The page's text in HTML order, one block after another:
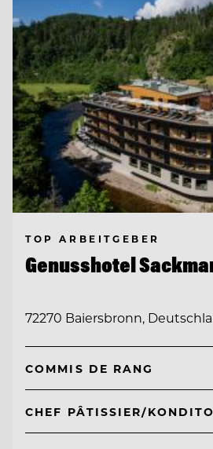
TOP ARBEITGEBER
Genusshotel
72270 Baiersbronn,
COMMIS DE RANG
CHEF PÂTISSIER/